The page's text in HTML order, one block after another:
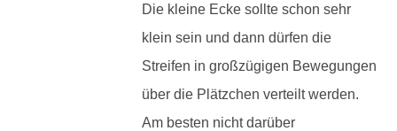
Die kleine Ecke sollte schon sehr
klein sein und dann dürfen die
Streifen in großzügigen Bewegungen
über die Plätzchen verteilt werden.
Am besten nicht darüber